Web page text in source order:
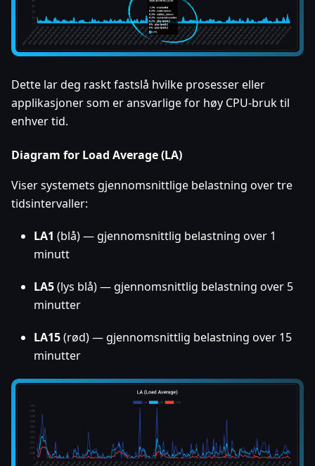
Dette lar deg raskt fastslå hvilke prosesser eller
applikasjoner som er ansvarlige for høy CPU-bruk til
enhver tid.
Diagram for Load Average (LA)
Viser systemets gjennomsnittlige belastning over tre
tidsintervaller:
LA1 (blå) — gjennomsnittlig belastning over 1
minutt
LA5(lys blå) — gjennomsnittlig belastning over 5
minutter
LA15(rød) — gjennomsnittlig belastning over 15
minutter